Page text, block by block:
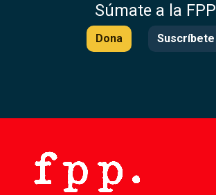
Súmate a la FPP
Dona Suscríbete